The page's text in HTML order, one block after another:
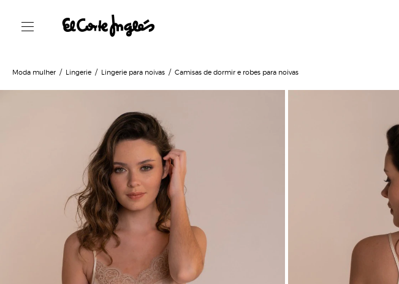
Moda mulher Lingerie Lingerie para noivas Camisas de dormir e robes para noivas